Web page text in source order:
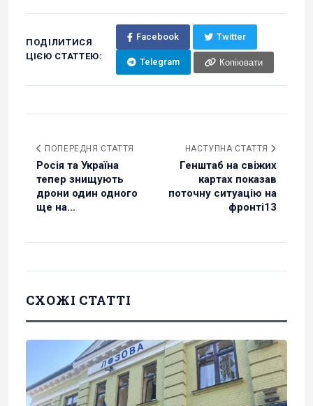
ПОДІЛИТИСЯ
ЦІЄЮ СТАТТЕЮ:
Facebook Twitter
Telegram Копіювати
ПОПЕРЕДНЯ СТАТТЯ
Росія та Україна
тепер знищують
дрони один одного
ще на...
НАСТУПНА СТАТТЯ
Генштаб на свіжих
картах показав
поточну ситуацію на
фронті13
СХОЖІ СТАТТІ